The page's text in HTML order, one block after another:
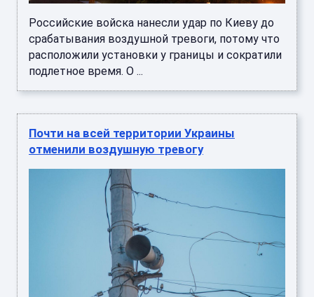
Российские войска нанесли удар по Киеву до
срабатывания воздушной тревоги, потому что
расположили установки у границы и сократили
подлетное время. О ...
Почти на всей территории Украины
отменили воздушную тревогу